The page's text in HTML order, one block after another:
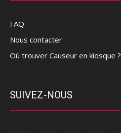
FAQ
Nous contacter
Où trouver Causeur en kiosque ?
SUIVEZ-NOUS